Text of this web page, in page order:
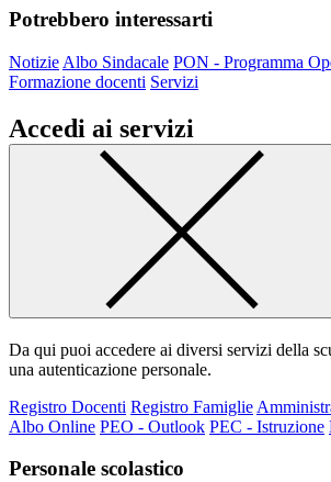
Potrebbero interessarti
Notizie Albo Sindacale PON - Programma
Formazione docenti Servizi
Accedi ai servizi
Da qui puoi accedere ai diversi servizi della
una autenticazione personale.
Registro Docenti Registro Famiglie
Albo Online PEO - Outlook PEC - Istruzione
Personale scolastico